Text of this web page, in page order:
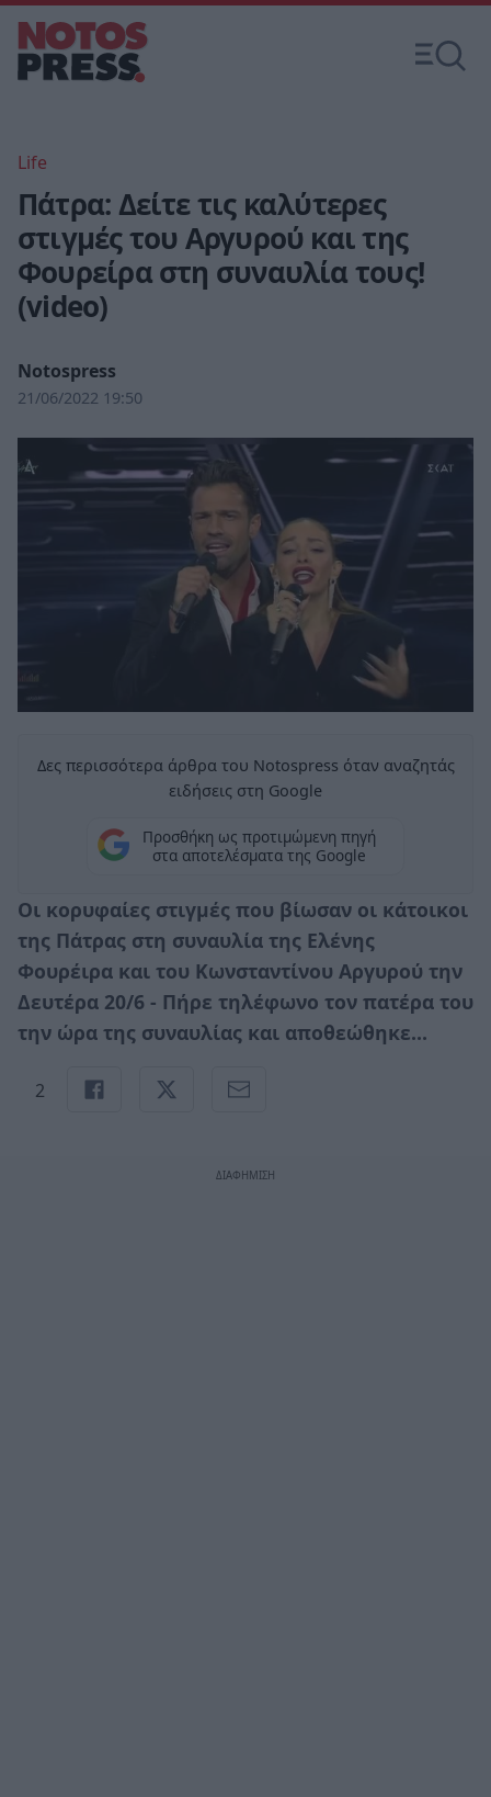
Life
Πάτρα: Δείτε τις καλύτερες
στιγμές του Αργυρού και της
Φουρείρα στη συναυλία τους!
(video)
Notospress
21/06/2022 19:50
Δες περισσότερα άρθρα του Notospress όταν αναζητάς
ειδήσεις στη Google
Προσθήκη ως προτιμώμενη πηγή
στα αποτελέσματα της Google
Οι κορυφαίες στιγμές που βίωσαν οι κάτοικοι
της Πάτρας στη συναυλία της Ελένης
Φουρέιρα και του Κωνσταντίνου Αργυρού την
Δευτέρα 20/6 - Πήρε τηλέφωνο τον πατέρα του
την ώρα της συναυλίας και αποθεώθηκε…
2